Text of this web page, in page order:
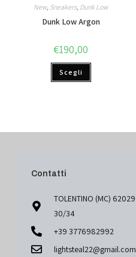
New, Sneakers, Dunk Low
Dunk Low Argon
€190,00
Scegli
Contatti
TOLENTINO (MC) 62029
30/34
+39 3776982992
lightsteal22@gmail.com